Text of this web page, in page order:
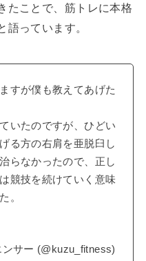
たことで、筋トレに本格
語っています。
すが僕も教えてあげた
いたのですが、ひどい
る方の右肩を亜脱臼し
らなかったので、正し
競技を続けていく意味
。
サー (@kuzu_fitness)